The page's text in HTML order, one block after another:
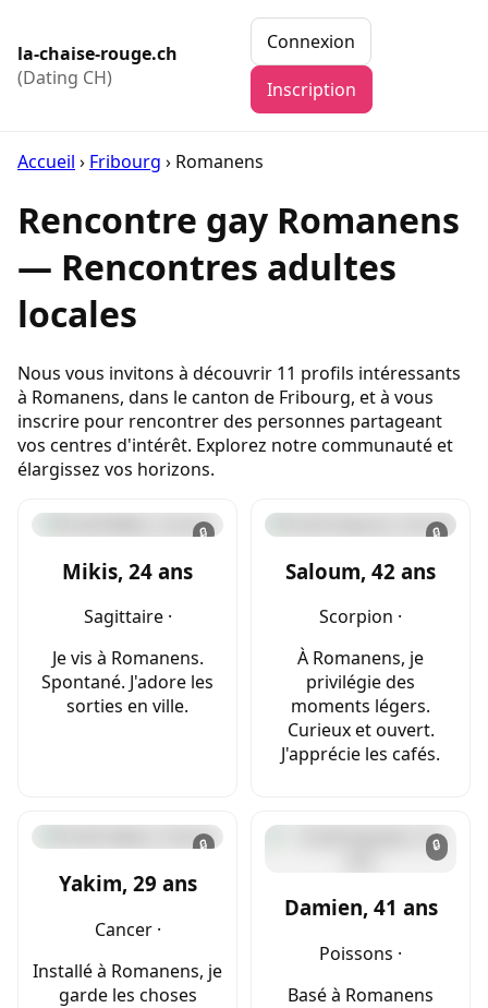
la-chaise-rouge.ch
(Dating CH)
Connexion
Inscription
Accueil › Fribourg › Romanens
Rencontre gay Romanens
— Rencontres adultes
locales
Nous vous invitons à découvrir 11 profils intéressants
à Romanens, dans le canton de Fribourg, et à vous
inscrire pour rencontrer des personnes partageant
vos centres d'intérêt. Explorez notre communauté et
élargissez vos horizons.
🔒
Mikis, 24 ans
Sagittaire ·
Je vis à Romanens.
Spontané. J'adore les
sorties en ville.
🔒
Saloum, 42 ans
Scorpion ·
À Romanens, je
privilégie des
moments légers.
Curieux et ouvert.
J'apprécie les cafés.
🔒
Yakim, 29 ans
Cancer ·
Installé à Romanens, je
garde les choses
🔒
Damien, 41 ans
Poissons ·
Basé à Romanens